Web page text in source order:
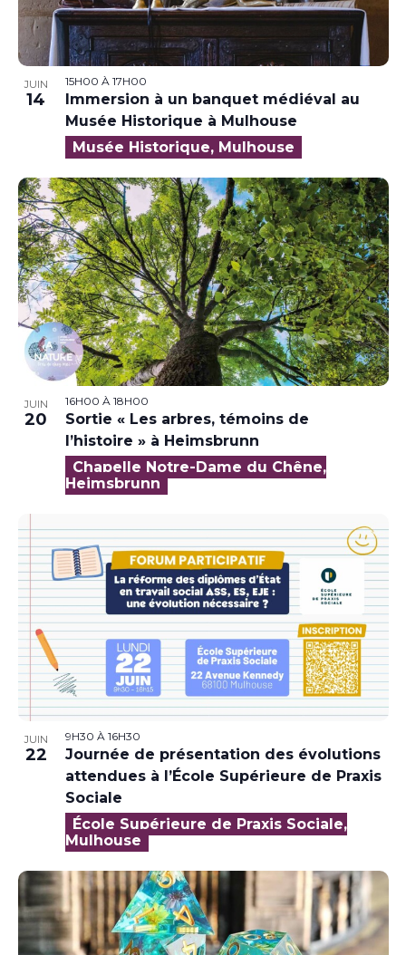
JUIN
14
15H00 À 17H00
Immersion à un banquet médiéval au
Musée Historique à Mulhouse
Musée Historique, Mulhouse
JUIN
20
16H00 À 18H00
Sortie « Les arbres, témoins de
l’histoire » à Heimsbrunn
Chapelle Notre-Dame du Chêne,
Heimsbrunn
JUIN
22
9H30 À 16H30
Journée de présentation des évolutions
attendues à l’École Supérieure de Praxis
Sociale
École Supérieure de Praxis Sociale,
Mulhouse